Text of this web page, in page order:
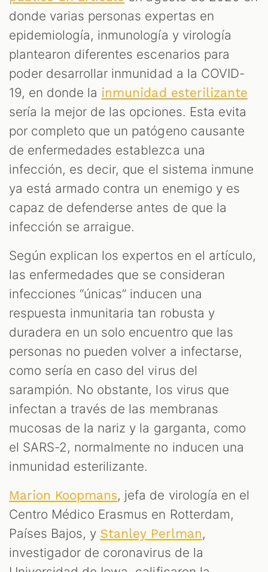
donde varias personas expertas en
epidemiología, inmunología y virología
plantearon diferentes escenarios para
poder desarrollar inmunidad a la COVID-
19, en donde la inmunidad esterilizante
sería la mejor de las opciones. Esta evita
por completo que un patógeno causante
de enfermedades establezca una
infección, es decir, que el sistema inmune
ya está armado contra un enemigo y es
capaz de defenderse antes de que la
infección se arraigue.
Según explican los expertos en el artículo,
las enfermedades que se consideran
infecciones “únicas” inducen una
respuesta inmunitaria tan robusta y
duradera en un solo encuentro que las
personas no pueden volver a infectarse,
como sería en caso del virus del
sarampión. No obstante, los virus que
infectan a través de las membranas
mucosas de la nariz y la garganta, como
el SARS-2, normalmente no inducen una
inmunidad esterilizante.
Marion Koopmans, jefa de virología en el
Centro Médico Erasmus en Rotterdam,
Países Bajos, y Stanley Perlman,
investigador de coronavirus de la